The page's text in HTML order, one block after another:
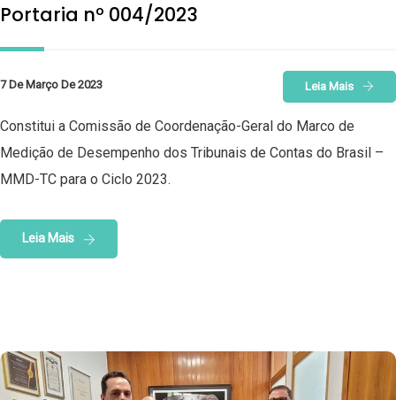
Portaria nº 004/2023
7 De Março De 2023 Leia Mais
Constitui a Comissão de Coordenação-Geral do Marco de
Medição de Desempenho dos Tribunais de Contas do Brasil –
MMD-TC para o Ciclo 2023.
Leia Mais